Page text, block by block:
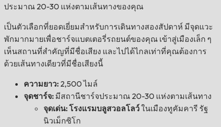
ประมาณ 20-30 แห่งตามเส้นทางของคุณ
เป็นตัวเลือกที่ยอดเยี่ยมสำหรับการเดินทางสองสัปดาห์ มีจุดแวะ
พักมากมายเพื่อชาร์จแบตเตอรี่รถยนต์ของคุณ เข้าสู่เมืองเล็ก ๆ
เห็นสถานที่สำคัญที่มีชื่อเสียง และไปได้ไกลเท่าที่คุณต้องการ
ด้วยเส้นทางเดียวที่มีชื่อเสียงนี้
ความยาว: 2,500 ไมล์
จุดชาร์จ: มีสถานีชาร์จประมาณ 20-30 แห่งตามเส้นทาง
จุดเด่น: โรงแรมบลูสวอลโลว์ในเมืองทูคัมคารี รัฐ
นิวเม็กซิโก